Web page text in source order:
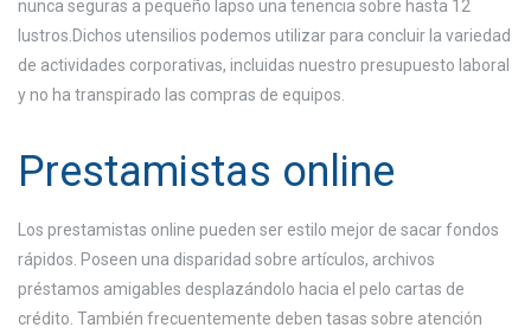
nunca seguras a pequeño lapso una tenencia sobre hasta 12
lustros.Dichos utensilios podemos utilizar para concluir la variedad
de actividades corporativas, incluidas nuestro presupuesto laboral
y no ha transpirado las compras de equipos.
Prestamistas online
Los prestamistas online pueden ser estilo mejor de sacar fondos
rápidos. Poseen una disparidad sobre artículos, archivos
préstamos amigables desplazándolo hacia el pelo cartas de
crédito. También frecuentemente deben tasas sobre atención